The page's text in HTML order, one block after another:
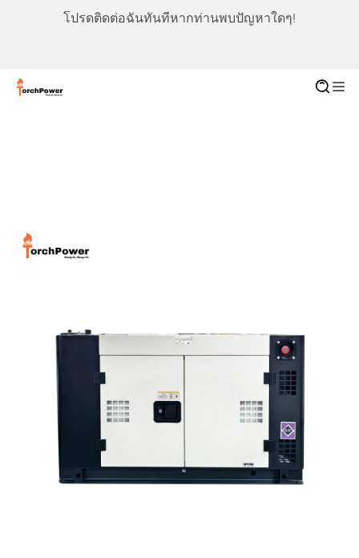
โปรดติดต่อฉันทันทีหากท่านพบปัญหาใดๆ!